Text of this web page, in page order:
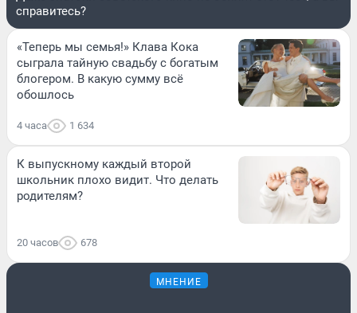
справитесь?
«Теперь мы семья!» Клава Кока
сыграла тайную свадьбу с богатым
блогером. В какую сумму всё
обошлось
4 часа 1 634
К выпускному каждый второй
школьник плохо видит. Что делать
родителям?
20 часов 678
МНЕНИЕ